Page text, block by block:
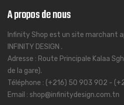
A propos de nous
Infinity Shop est un site marchant
INFINITY DESIGN .
Adresse : Route Principale Kalaa
de la gare).
Téléphone : (+216) 50 903 902 -
Email : shop@infinitydesign.com.tn